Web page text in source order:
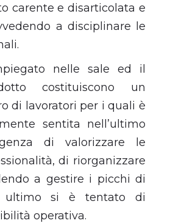
carente e disarticolata e
a disciplinare le
nelle sale ed il
costituiscono un
di lavoratori per i quali è
sentita nell’ultimo
di valorizzare le
di riorganizzare
a gestire i picchi di
ultimo si è tentato di
operativa.